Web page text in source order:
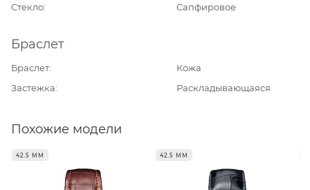
Стекло
Сапфировое
Браслет
Браслет
Кожа
Застежка
Раскладывающаяся
Похожие модели
42.5 ММ 42.5 ММ